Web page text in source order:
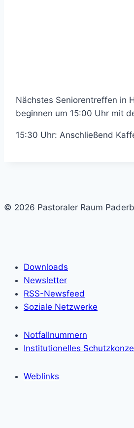
Nächstes Seniorentreffen in
beginnen um 15:00 Uhr mit
15:30 Uhr: Anschließend
© 2026 Pastoraler Raum
Downloads
Newsletter
RSS-Newsfeed
Soziale Netzwerke
Notfallnummern
Institutionelles
Weblinks